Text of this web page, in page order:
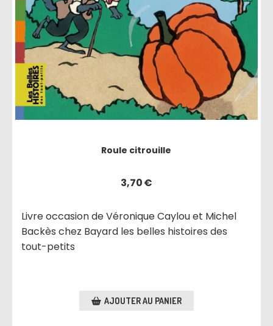
Roule citrouille
3,70€
Livre occasion de Véronique Caylou et Michel
Backès chez Bayard les belles histoires des
tout-petits
AJOUTER AU PANIER